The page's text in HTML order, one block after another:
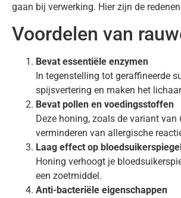
gaan bij verwerking. Hier zijn de
Voordelen van
Bevat essentiële enzymen
In tegenstelling tot geraffineerde
spijsvertering en maken het
Bevat pollen en voedingsstoffen
Deze honing, zoals de variant van
verminderen van allergische
Laag effect op bloedsuikerspiegel
Honing verhoogt je
een zoetmiddel.
Anti-bacteriële eigenschappen